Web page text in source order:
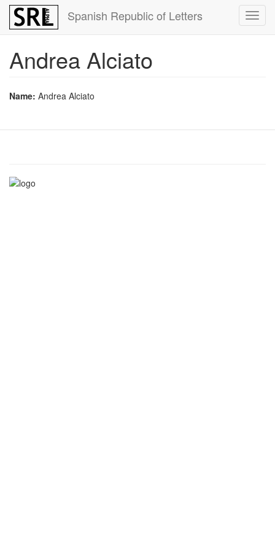
Skip
main
Spanish Republic of Letters
Andrea Alciato
Name: Andrea Alciato